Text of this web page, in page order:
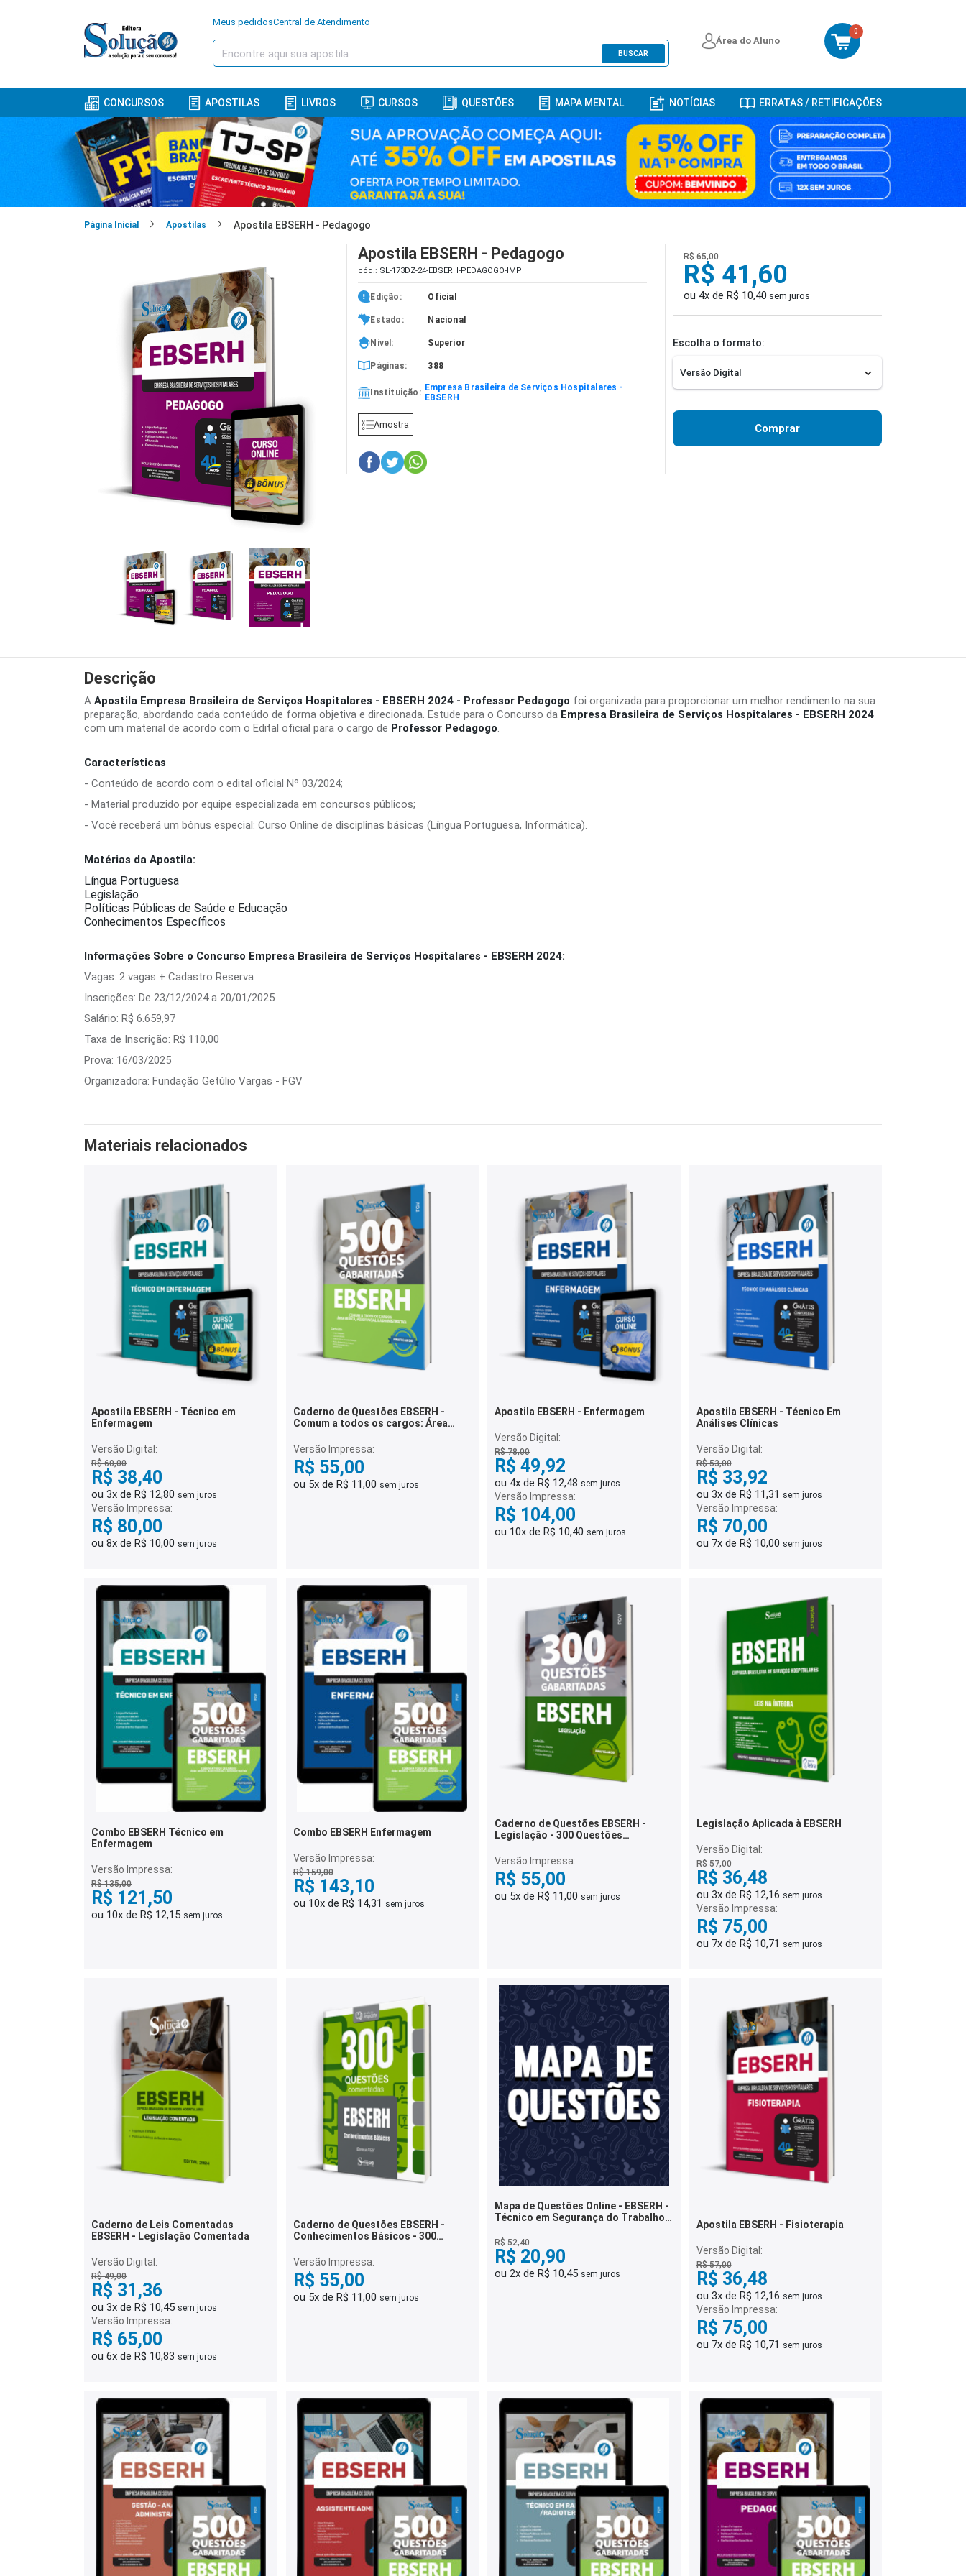
Meus pedidosCentral de Atendimento
BUSCAR
Área do Aluno
0
CONCURSOS APOSTILAS LIVROS CURSOS QUESTÕES MAPA MENTAL NOTÍCIAS ERRATAS / RETIFICAÇÕES
Página Inicial Apostilas Apostila EBSERH - Pedagogo
Apostila EBSERH - Pedagogo
cód.: SL-173DZ-24-EBSERH-PEDAGOGO-IMP
Edição: Oficial
Estado: Nacional
Nível: Superior
Páginas: 388
Instituição: Empresa Brasileira de Serviços Hospitalares -
EBSERH
Amostra
R$ 65,00
R$ 41,60
ou 4x de R$ 10,40 sem juros
Escolha o formato:
Comprar
Descrição
A Apostila Empresa Brasileira de Serviços Hospitalares - EBSERH 2024 - Professor Pedagogo foi organizada para proporcionar um melhor rendimento na sua
preparação, abordando cada conteúdo de forma objetiva e direcionada. Estude para o Concurso da Empresa Brasileira de Serviços Hospitalares - EBSERH 2024
com um material de acordo com o Edital oficial para o cargo de Professor Pedagogo.
Características
- Conteúdo de acordo com o edital oficial Nº 03/2024;
- Material produzido por equipe especializada em concursos públicos;
- Você receberá um bônus especial: Curso Online de disciplinas básicas (Língua Portuguesa, Informática).
Matérias da Apostila:
Língua Portuguesa
Legislação
Políticas Públicas de Saúde e Educação
Conhecimentos Específicos
Informações Sobre o Concurso Empresa Brasileira de Serviços Hospitalares - EBSERH 2024:
Vagas: 2 vagas + Cadastro Reserva
Inscrições: De 23/12/2024 a 20/01/2025
Salário: R$ 6.659,97
Taxa de Inscrição: R$ 110,00
Prova: 16/03/2025
Organizadora: Fundação Getúlio Vargas - FGV
Materiais relacionados
Apostila EBSERH - Técnico em
Enfermagem
Versão Digital:
R$ 60,00
R$ 38,40
ou 3x de R$ 12,80 sem juros
Versão Impressa:
R$ 80,00
ou 8x de R$ 10,00 sem juros
Caderno de Questões EBSERH -
Comum a todos os cargos: Área
Administrativa - 500 Questões
Versão Impressa:
R$ 55,00
ou 5x de R$ 11,00 sem juros
Apostila EBSERH - Enfermagem
Versão Digital:
R$ 78,00
R$ 49,92
ou 4x de R$ 12,48 sem juros
Versão Impressa:
R$ 104,00
ou 10x de R$ 10,40 sem juros
Apostila EBSERH - Técnico Em
Análises Clínicas
Versão Digital:
R$ 53,00
R$ 33,92
ou 3x de R$ 11,31 sem juros
Versão Impressa:
R$ 70,00
ou 7x de R$ 10,00 sem juros
Combo EBSERH Técnico em
Enfermagem
Versão Impressa:
R$ 135,00
R$ 121,50
ou 10x de R$ 12,15 sem juros
Combo EBSERH Enfermagem
Versão Impressa:
R$ 159,00
R$ 143,10
ou 10x de R$ 14,31 sem juros
Caderno de Questões EBSERH -
Legislação - 300 Questões
Versão Impressa:
R$ 55,00
ou 5x de R$ 11,00 sem juros
Legislação Aplicada à EBSERH
Versão Digital:
R$ 57,00
R$ 36,48
ou 3x de R$ 12,16 sem juros
Versão Impressa:
R$ 75,00
ou 7x de R$ 10,71 sem juros
Caderno de Leis Comentadas
EBSERH - Legislação Comentada
Versão Digital:
R$ 49,00
R$ 31,36
ou 3x de R$ 10,45 sem juros
Versão Impressa:
R$ 65,00
ou 6x de R$ 10,83 sem juros
Caderno de Questões EBSERH -
Conhecimentos Básicos - 300
Versão Impressa:
R$ 55,00
ou 5x de R$ 11,00 sem juros
Mapa de Questões Online - EBSERH -
Técnico em Segurança do Trabalho -
R$ 52,40
R$ 20,90
ou 2x de R$ 10,45 sem juros
Apostila EBSERH - Fisioterapia
Versão Digital:
R$ 57,00
R$ 36,48
ou 3x de R$ 12,16 sem juros
Versão Impressa:
R$ 75,00
ou 7x de R$ 10,71 sem juros